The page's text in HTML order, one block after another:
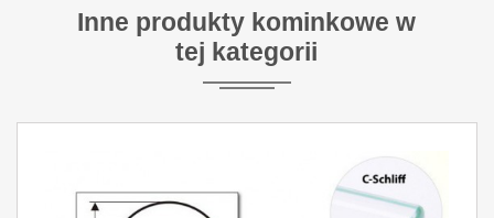
Inne produkty kominkowe w
tej kategorii